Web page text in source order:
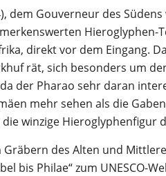
dem Gouverneur des
Hieroglyphen-
direkt vor dem Eingang.
rät, sich besonders um
der Pharao sehr daran
mehr sehen als die
winzige Hieroglyphenfigur
des Alten und
bis Philae“ zum UNESCO-